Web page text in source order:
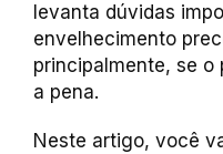
levanta dúvidas
envelhecimento
principalmente, se o
a pena.
Neste artigo, você